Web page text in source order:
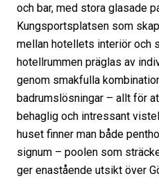
och bar, med stora glasade
Kungsportsplatsen som
mellan hotellets interiör och
hotellrummen präglas av
genom smakfulla
badrumslösningar – allt för
behaglig och intressant
huset finner man både
signum – poolen som
ger enastående utsikt över